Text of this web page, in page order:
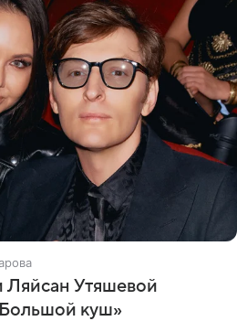
Ляйсан Утяшевой
куш»